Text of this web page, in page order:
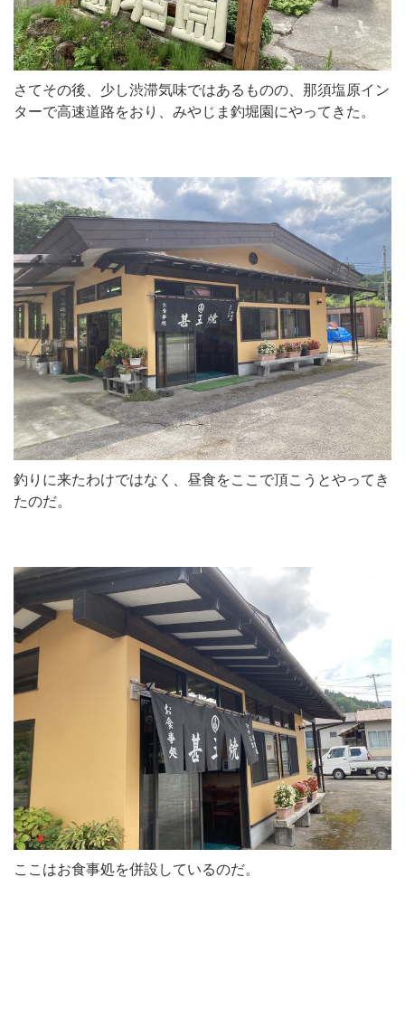
さてその後、少し渋滞気味ではあるものの、那須塩原イン
ターで高速道路をおり、みやじま釣堀園にやってきた。
釣りに来たわけではなく、昼食をここで頂こうとやってき
たのだ。
ここはお食事処を併設しているのだ。